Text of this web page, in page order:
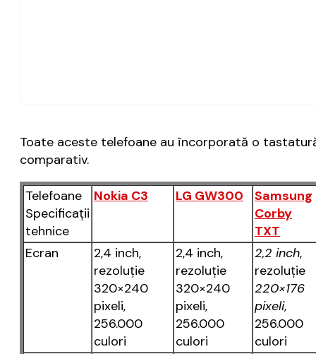
Toate aceste telefoane au încorporată o
comparativ.
Telefoane
Specificaţii
tehnice
Nokia C3 LG GW300
Samsung
Corby
TXT
Ecran
2,4 inch,
rezoluţie
320×240
pixeli,
256.000
culori
2,4 inch,
rezoluţie
320×240
pixeli,
256.000
culori
2,2 inch,
rezoluţie
220×176
pixeli,
256.000
culori